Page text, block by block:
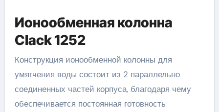
Ионообменная колонна
Clack 1252
Конструкция ионообменной колонны для
умягчения воды состоит из 2 параллельно
соединенных частей корпуса, благодаря чему
обеспечивается постоянная готовность